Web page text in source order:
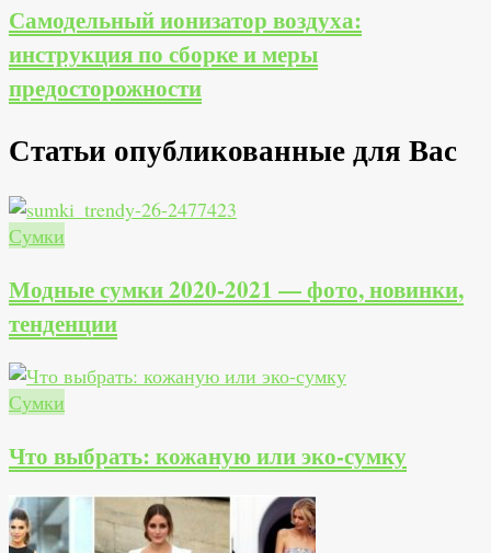
Самодельный ионизатор воздуха:
инструкция по сборке и меры
предосторожности
Статьи опубликованные для Вас
Сумки
Модные сумки 2020-2021 — фото, новинки,
тенденции
Сумки
Что выбрать: кожаную или эко-сумку